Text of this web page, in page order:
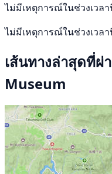
ไม่มีเหตุการณ์ในช่วงเวล
ไม่มีเหตุการณ์ในช่วงเวล
เส้นทางล่าสุดที่ผ่
Museum